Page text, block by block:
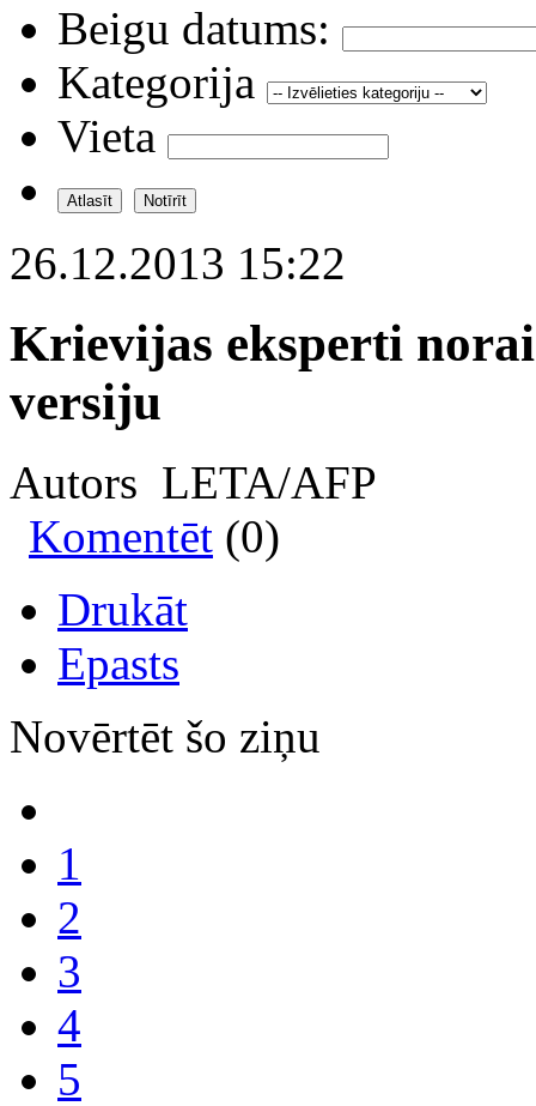
Beigu datums:
Kategorija
Vieta
26.12.2013 15:22
Krievijas eksperti
versiju
Autors LETA/AFP
Komentēt (0)
Drukāt
Epasts
Novērtēt šo ziņu
1
2
3
4
5